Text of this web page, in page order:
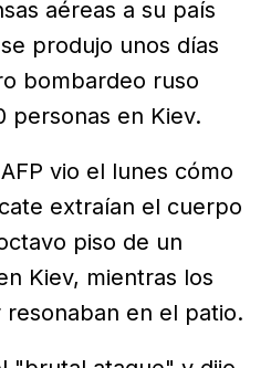
aéreas a su país
produjo unos días
bombardeo ruso
personas en Kiev.
vio el lunes cómo
extraían el cuerpo
piso de un
Kiev, mientras los
en el patio.